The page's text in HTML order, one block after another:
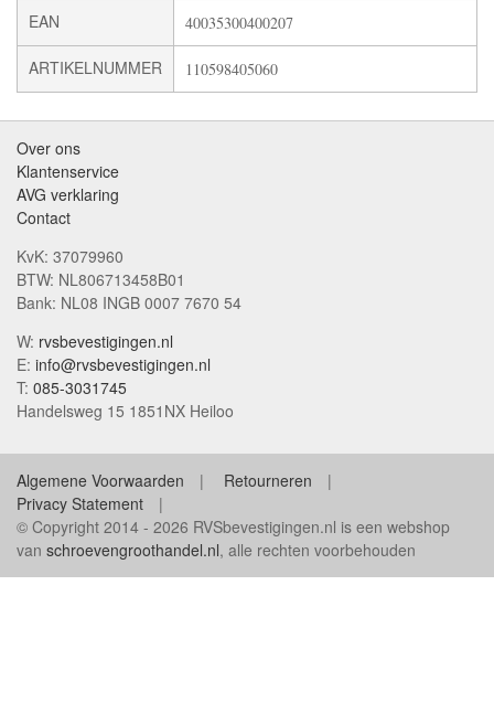
EAN 40035300400207
ARTIKELNUMMER 110598405060
Over ons
Klantenservice
AVG verklaring
Contact
KvK: 37079960
BTW: NL806713458B01
Bank: NL08 INGB 0007 7670 54
W: rvsbevestigingen.nl
E: info@rvsbevestigingen.nl
T: 085-3031745
Handelsweg 15 1851NX Heiloo
Algemene Voorwaarden
Retourneren
Privacy Statement
© Copyright 2014 - 2026 RVSbevestigingen.nl is een webshop
van schroevengroothandel.nl, alle rechten voorbehouden